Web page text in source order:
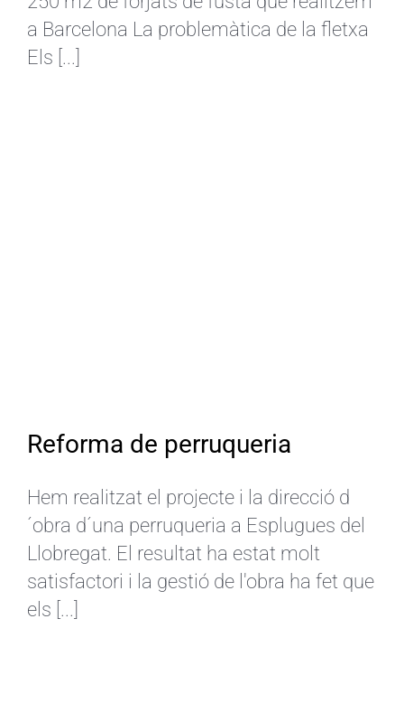
a Barcelona La problemàtica de la fletxa
Els [...]
Reforma de perruqueria
Hem realitzat el projecte i la direcció d
´obra d´una perruqueria a Esplugues del
Llobregat. El resultat ha estat molt
satisfactori i la gestió de l'obra ha fet que
els [...]